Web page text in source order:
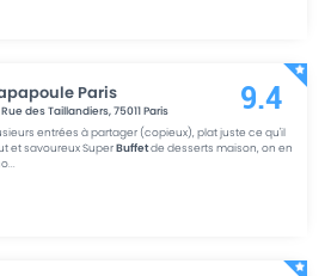
Paris
Rue des Taillandiers,75011Paris
entrées à partager (copieux), plat juste ce qu'il
et savoureux SuperBuffetde desserts maison, on en
...
9.4